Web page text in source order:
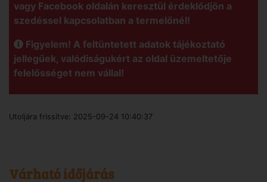
vagy Facebook oldalán keresztül érdeklődjön a
szedéssel kapcsolatban a termelőnél!
Figyelem! A feltüntetett adatok tájékoztató
jellegűek, valódiságukért az oldal üzemeltetője
felelősséget nem vállal!
Utoljára frissítve: 2025-09-24 10:40:37
Várható időjárás